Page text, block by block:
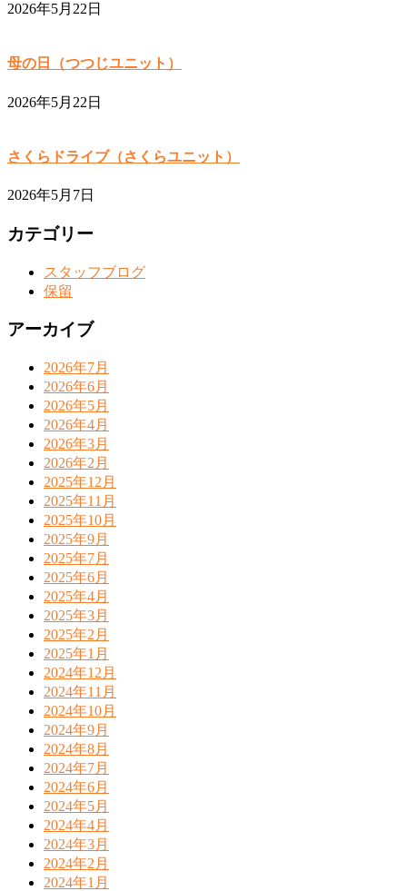
2026年5月22日
母の日（つつじユニット）
2026年5月22日
さくらドライブ（さくらユニット）
2026年5月7日
カテゴリー
スタッフブログ
保留
アーカイブ
2026年7月
2026年6月
2026年5月
2026年4月
2026年3月
2026年2月
2025年12月
2025年11月
2025年10月
2025年9月
2025年7月
2025年6月
2025年4月
2025年3月
2025年2月
2025年1月
2024年12月
2024年11月
2024年10月
2024年9月
2024年8月
2024年7月
2024年6月
2024年5月
2024年4月
2024年3月
2024年2月
2024年1月